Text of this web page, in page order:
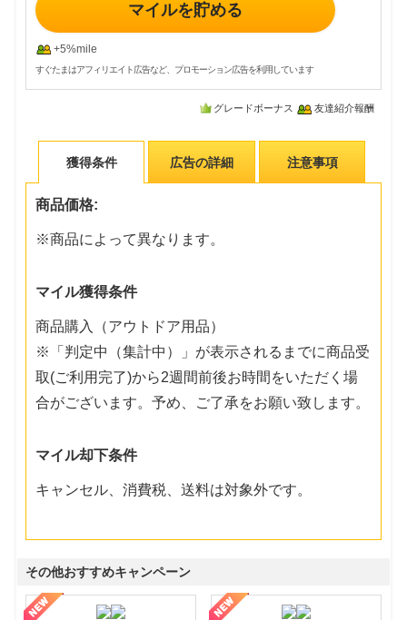
マイルを貯める
+5%mile
すぐたまはアフィリエイト広告など、プロモーション広告を利用しています
グレードボーナス 友達紹介報酬
獲得条件 広告の詳細 注意事項
商品価格:
※商品によって異なります。
マイル獲得条件
商品購入（アウトドア用品）
※「判定中（集計中）」が表示されるまでに商品受
取(ご利用完了)から2週間前後お時間をいただく場
合がございます。予め、ご了承をお願い致します。
マイル却下条件
キャンセル、消費税、送料は対象外です。
その他おすすめキャンペーン